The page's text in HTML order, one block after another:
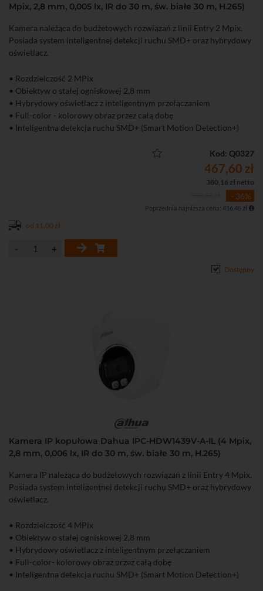
Mpix, 2,8 mm, 0,005 lx, IR do 30 m, św. białe 30 m, H.265)
Kamera należąca do budżetowych rozwiązań z linii Entry 2 Mpix.
Posiada system inteligentnej detekcji ruchu SMD+ oraz hybrydowy
oświetlacz.
• Rozdzielczość 2 MPix
• Obiektyw o stałej ogniskowej 2,8 mm
• Hybrydowy oświetlacz z inteligentnym przełączaniem
• Full-color - kolorowy obraz przez całą dobę
• Inteligentna detekcja ruchu SMD+ (Smart Motion Detection+)
• Funkcje obrazu: WDR 120 dB, 3D-DNR, ROI, BLC, HLC, trybKod: Q0327
467,60 zł
380,16 zł netto
- 36%
Poprzednia najniższa cena: 416,45 zł
od 11,00 zł
Dostępny
Kamera IP kopułowa Dahua IPC-HDW1439V-A-IL (4 Mpix,
2,8 mm, 0,006 lx, IR do 30 m, św. białe 30 m, H.265)
Kamera IP należąca do budżetowych rozwiązań z linii Entry 4 Mpix.
Posiada system inteligentnej detekcji ruchu SMD+ oraz hybrydowy
oświetlacz.
• Rozdzielczość 4 MPix
• Obiektyw o stałej ogniskowej 2,8 mm
• Hybrydowy oświetlacz z inteligentnym przełączaniem
• Full-color- kolorowy obraz przez całą dobę
• Inteligentna detekcja ruchu SMD+ (Smart Motion Detection+)